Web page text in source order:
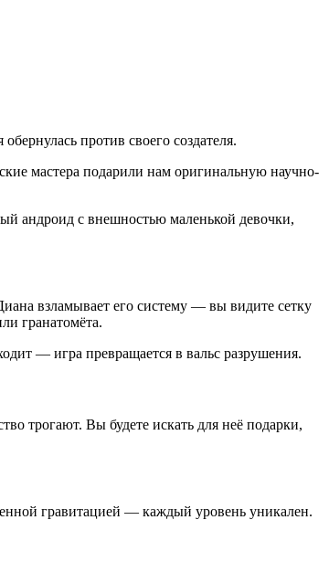
против своего создателя.
мастера подарили нам оригинальную научно-
андроид с внешностью маленькой девочки,
взламывает его систему — вы видите сетку
гранатомёта.
— игра превращается в вальс разрушения.
трогают. Вы будете искать для неё подарки,
гравитацией — каждый уровень уникален.